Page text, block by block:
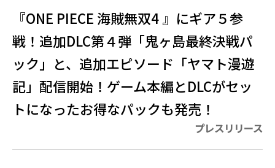
『ONE PIECE 海賊無双4 』にギア５参
戦！追加DLC第４弾「鬼ヶ島最終決戦パ
ック」と、追加エピソード「ヤマト漫遊
記」配信開始！ゲーム本編とDLCがセッ
トになったお得なパックも発売！
プレスリリース